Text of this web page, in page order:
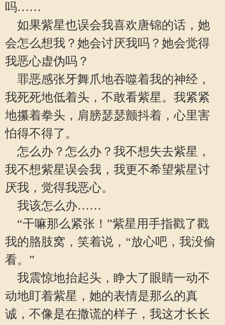
吗……
如果紫星也误会我喜欢唐锦的话，她
会怎么想我？她会讨厌我吗？她会觉得
我恶心虚伪吗？
罪恶感张牙舞爪地吞噬着我的神经，
我死死地低着头，不敢看紫星。我紧紧
地攥着拳头，肩膀瑟瑟颤抖着，心里害
怕得不得了。
怎么办？怎么办？我不想失去紫星，
我不想紫星误会我，我更不希望紫星讨
厌我，觉得我恶心。
我该怎么办……
“干嘛那么紧张！”紫星用手指戳了戳
我的胳肢窝，笑着说，“放心吧，我没偷
看。”
我震惊地抬起头，睁大了眼睛一动不
动地盯着紫星，她的表情是那么的真
诚，不像是在撒谎的样子，我这才长长